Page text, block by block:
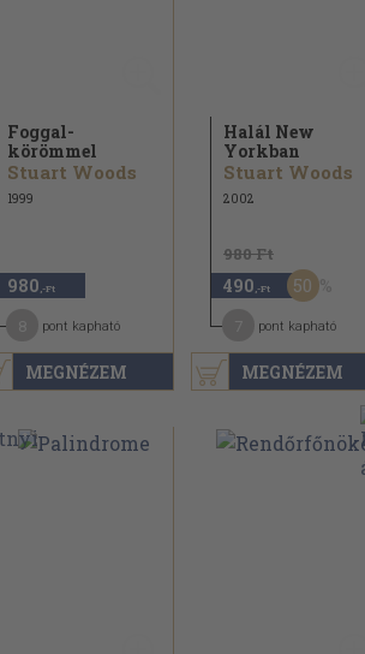
MEGNÉZEM
Foggal-
körömmel
Stuart Woods
1999
980 ,-Ft
pont kapható
MEGNÉZEM
Halál New
Yorkban
Stuart Woods
2002
980 Ft
490 ,-Ft 50
pont kapható